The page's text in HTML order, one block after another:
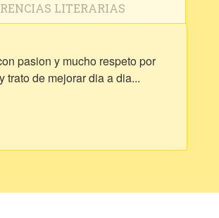
LITERARIAS
pasion y mucho respeto por
trato de mejorar dia a dia...